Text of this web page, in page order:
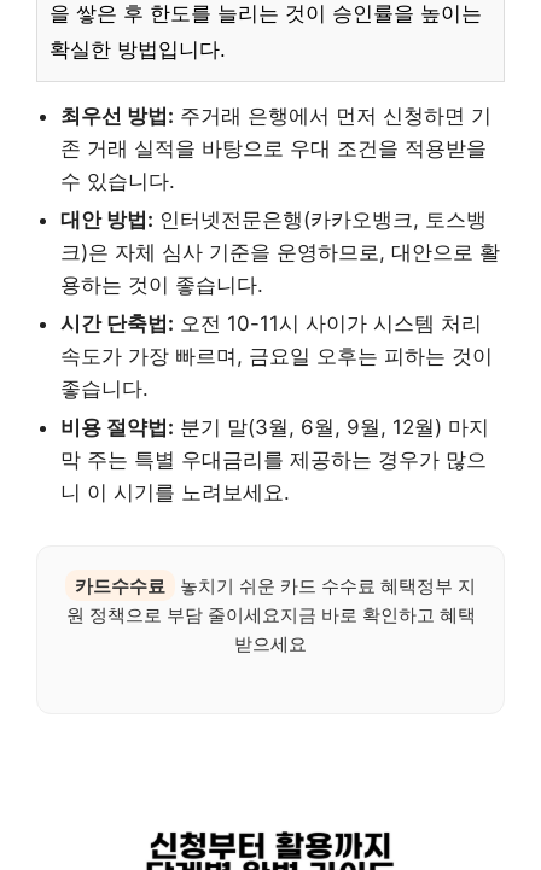
을 쌓은 후 한도를 늘리는 것이 승인률을 높이는
확실한 방법입니다.
최우선 방법: 주거래 은행에서 먼저 신청하면 기
존 거래 실적을 바탕으로 우대 조건을 적용받을
수 있습니다.
대안 방법: 인터넷전문은행(카카오뱅크, 토스뱅
크)은 자체 심사 기준을 운영하므로, 대안으로 활
용하는 것이 좋습니다.
시간 단축법: 오전 10-11시 사이가 시스템 처리
속도가 가장 빠르며, 금요일 오후는 피하는 것이
좋습니다.
비용 절약법: 분기 말(3월, 6월, 9월, 12월) 마지
막 주는 특별 우대금리를 제공하는 경우가 많으
니 이 시기를 노려보세요.
카드수수료
놓치기 쉬운 카드 수수료 혜택정부 지
원 정책으로 부담 줄이세요지금 바로 확인하고 혜택
받으세요